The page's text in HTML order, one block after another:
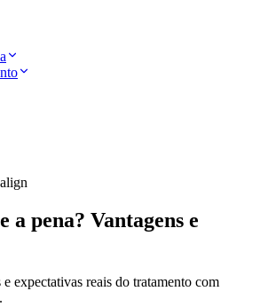
a pena? Vantagens e
expectativas reais do tratamento com